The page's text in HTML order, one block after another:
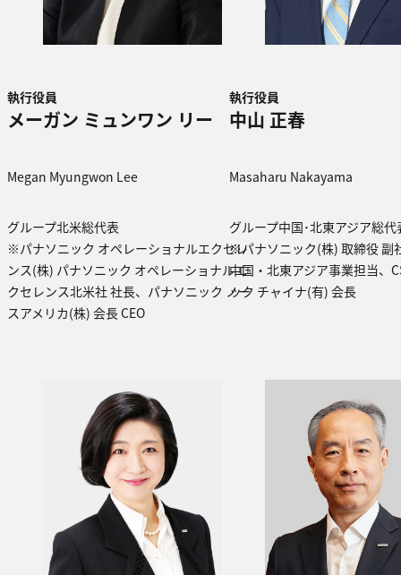
執行役員
メーガン ミュンワン リー
Megan Myungwon Lee
グループ北米総代表
※パナソニック オペレーショナルエクセレ
ンス(株) パナソニック オペレーショナルエ
クセレンス北米社 社長、パナソニック ノー
スアメリカ(株) 会長 CEO
執行役員
中山 正春
Masaharu Nakayama
グループ中国･北東アジア総代
※パナソニック(株) 取締役 副
中国・北東アジア事業担当、
ック チャイナ(有) 会長